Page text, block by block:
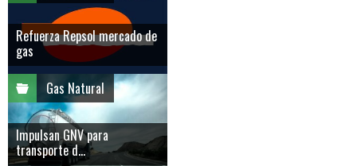
Refuerza Repsol mercado de
gas
Gas Natural
Impulsan GNV para
transporte d...